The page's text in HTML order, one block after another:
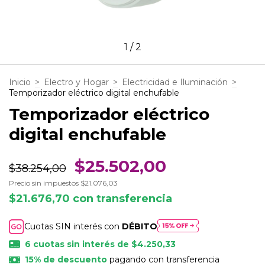
1 /2
Inicio > Electro y Hogar > Electricidad e Iluminación >
Temporizador eléctrico digital enchufable
Temporizador eléctrico
digital enchufable
$38.254,00 $25.502,00
Precio sin impuestos $21.076,03
$21.676,70 con transferencia
Cuotas SIN interés con DÉBITO
6 cuotas sin interés de $4.250,33
15% de descuentopagando con transferencia